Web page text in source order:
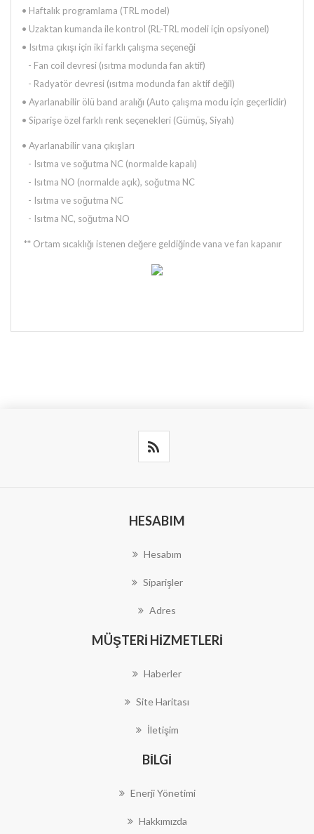
• Haftalık programlama (TRL model)
• Uzaktan kumanda ile kontrol (RL-TRL modeli için opsiyonel)
• Isıtma çıkışı için iki farklı çalışma seçeneği
- Fan coil devresi (ısıtma modunda fan aktif)
- Radyatör devresi (ısıtma modunda fan aktif değil)
• Ayarlanabilir ölü band aralığı (Auto çalışma modu için geçerlidir)
• Siparişe özel farklı renk seçenekleri (Gümüş, Siyah)
• Ayarlanabilir vana çıkışları
- Isıtma ve soğutma NC (normalde kapalı)
- Isıtma NO (normalde açık), soğutma NC
- Isıtma ve soğutma NC
- Isıtma NC, soğutma NO
** Ortam sıcaklığı istenen değere geldiğinde vana ve fan kapanır
HESABIM
Hesabım
Siparişler
Adres
MÜŞTERI HIZMETLERI
Haberler
Site Haritası
İletişim
BILGI
Enerji Yönetimi
Hakkımızda